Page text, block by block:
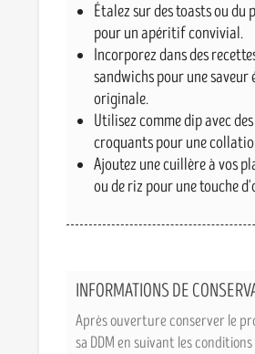
Étalez sur des toasts ou du
pour un apéritif convivial.
Incorporez dans des
sandwichs pour une saveur
originale.
Utilisez comme dip avec
croquants pour une
Ajoutez une cuillère à vos
ou de riz pour une touche
INFORMATIONS DE
Après ouverture conserver le
sa DDM en suivant les